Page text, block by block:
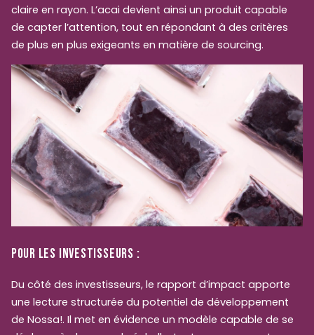
claire en rayon. L’acai devient ainsi un produit capable
de capter l’attention, tout en répondant à des critères
de plus en plus exigeants en matière de sourcing.
POUR LES INVESTISSEURS :
Du côté des investisseurs, le rapport d’impact apporte
une lecture structurée du potentiel de développement
de Nossa!. Il met en évidence un modèle capable de se